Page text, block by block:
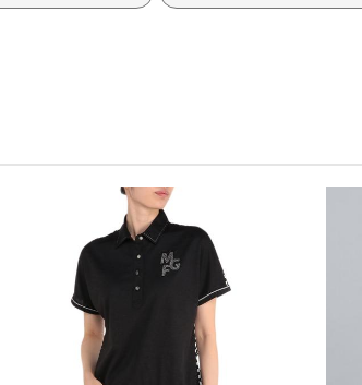
マーガレット・ハウエル｜特集